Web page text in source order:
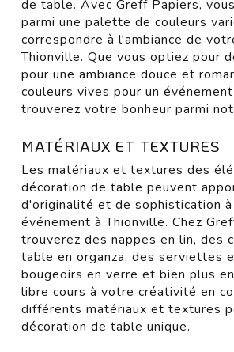
de table. Avec Greff Papiers,
parmi une palette de couleurs
correspondre à l'ambiance de
Thionville. Que vous optiez pour
pour une ambiance douce et
couleurs vives pour un
trouverez votre bonheur parmi
MATÉRIAUX ET TEXTURES
Les matériaux et textures des
décoration de table peuvent
d'originalité et de sophistication
événement à Thionville. Chez
trouverez des nappes en lin, des
table en organza, des serviettes
bougeoirs en verre et bien plus
libre cours à votre créativité en
différents matériaux et textures
décoration de table unique.